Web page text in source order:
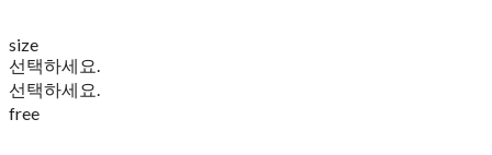
size
선택하세요.
선택하세요.
free